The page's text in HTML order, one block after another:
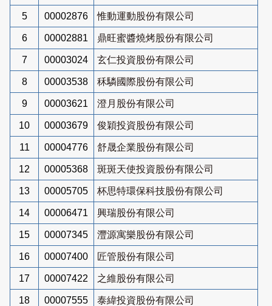
5 00002876 惟動運動股份有限公司
6 00002881 鼎旺蜜醬燒烤股份有限公司
7 00003024 玄仁投資股份有限公司
8 00003538 秝驎國際股份有限公司
9 00003621 澄月股份有限公司
10 00003679 俊穎投資股份有限公司
11 00004776 舒晟企業股份有限公司
12 00005368 斑斑天使投資股份有限公司
13 00005705 杯思特環保科技股份有限公司
14 00006471 興瑞股份有限公司
15 00007345 灃源寓樂股份有限公司
16 00007400 匠管股份有限公司
17 00007422 之維股份有限公司
18 00007555 泰緯投資股份有限公司